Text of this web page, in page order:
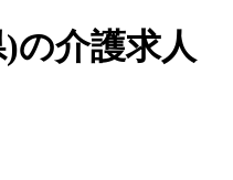
の介護求人